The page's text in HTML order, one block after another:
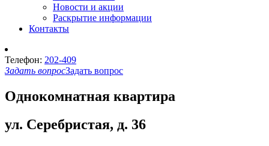
Новости и акции
Раскрытие информации
Контакты
Телефон: 202-409
Задать вопросЗадать вопрос
Однокомнатная квартира
ул. Серебристая, д. 36